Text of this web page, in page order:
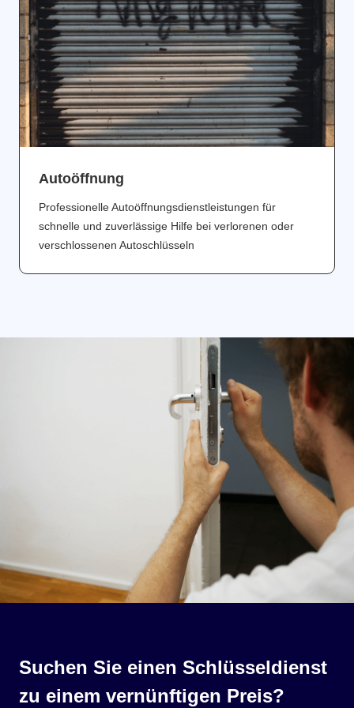
Аutoöffnung
Professionelle Autoöffnungsdienstleistungen für
schnelle und zuverlässige Hilfe bei verlorenen oder
verschlossenen Autoschlüsseln
Suchen Sie einen Schlüsseldienst
zu einem vernünftigen Preis?